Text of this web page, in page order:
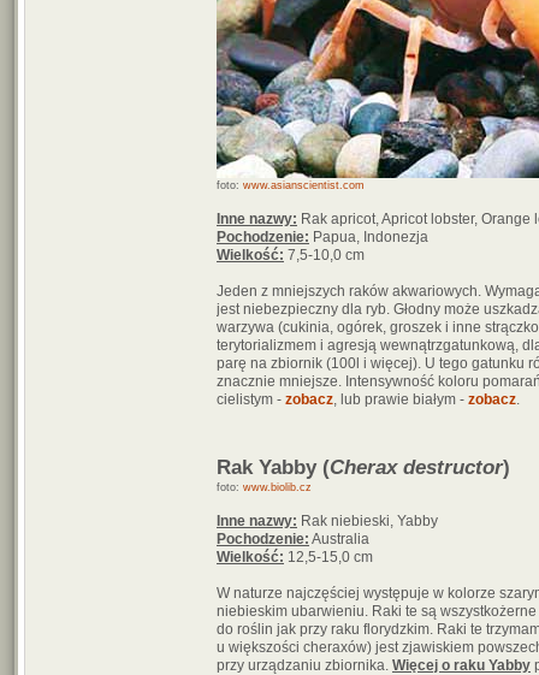
foto: www.asianscientist.com
Inne nazwy: Rak apricot, Apricot lobster, Orange
Pochodzenie: Papua, Indonezja
Wielkość: 7,5-10,0 cm
Jeden z mniejszych raków akwariowych.
jest niebezpieczny dla ryb. Głodny może
warzywa (cukinia, ogórek, groszek i inne
terytorializmem i agresją wewnątrzgatunkową,
parę na zbiornik (100l i więcej). U tego gatunku
znacznie mniejsze. Intensywność koloru
cielistym - zobacz, lub prawie białym - zobacz.
Rak Yabby (Cherax destructor)
foto: www.biolib.cz
Inne nazwy: Rak niebieski, Yabby
Pochodzenie: Australia
Wielkość: 12,5-15,0 cm
W naturze najczęściej występuje w kolorze
niebieskim ubarwieniu. Raki te są
do roślin jak przy raku florydzkim. Raki te
u większości cheraxów) jest zjawiskiem
przy urządzaniu zbiornika. Więcej o raku Yabby